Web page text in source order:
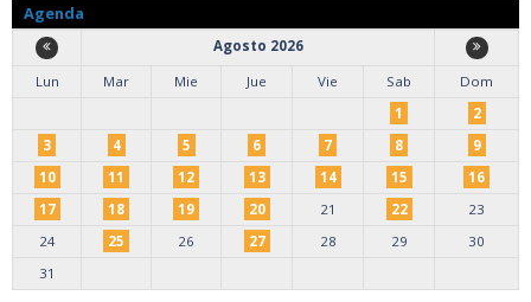
Agenda
Agosto 2026
Lun
Mar Mie Jue Vie Sab
Dom
1
2
3
4 5 6 7 8
9
10
11 12 13 14 15
16
17
18 19 20 21 22
23
24
25 26 27 28 29
30
31